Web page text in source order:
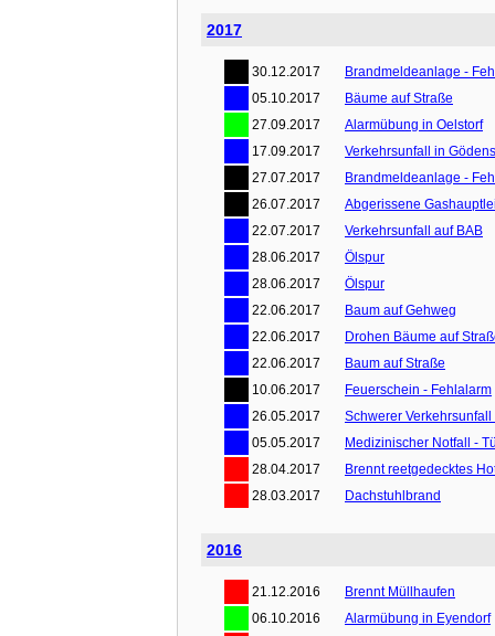
2017
30.12.2017
Brandmeldeanlage -
05.10.2017
Bäume auf Straße
27.09.2017
Alarmübung in Oelstorf
17.09.2017
Verkehrsunfall in
27.07.2017
Brandmeldeanlage -
26.07.2017
Abgerissene
22.07.2017
Verkehrsunfall auf BAB
28.06.2017
Ölspur
28.06.2017
Ölspur
22.06.2017
Baum auf Gehweg
22.06.2017
Drohen Bäume auf
22.06.2017
Baum auf Straße
10.06.2017
Feuerschein - Fehlalarm
26.05.2017
Schwerer
05.05.2017
Medizinischer Notfall -
28.04.2017
Brennt reetgedecktes
28.03.2017
Dachstuhlbrand
2016
21.12.2016
Brennt Müllhaufen
06.10.2016
Alarmübung in Eyendorf